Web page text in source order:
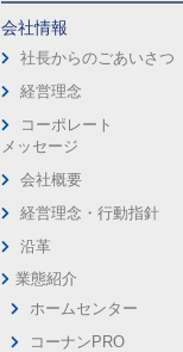
会社情報
社長からのごあいさつ
経営理念
コーポレート
メッセージ
会社概要
経営理念・行動指針
沿革
業態紹介
ホームセンター
コーナンPRO